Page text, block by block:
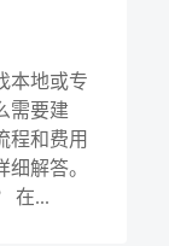
本地或专
需要建
程和费用
解答。
在...